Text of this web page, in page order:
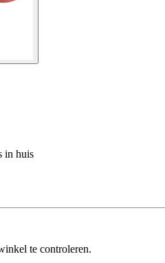
in huis
te controleren.